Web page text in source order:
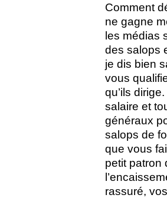
Comment
ne gagne
les médias
des salops
je dis bien
vous
qu’ils
salaire et
généraux
salops de
que vous
petit patron
rassuré,